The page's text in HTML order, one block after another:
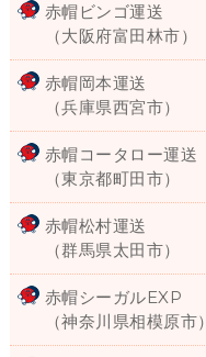
赤帽ビンゴ運送
（大阪府富田林市）
赤帽岡本運送
（兵庫県西宮市）
赤帽コータロー運送
（東京都町田市）
赤帽松村運送
（群馬県太田市）
赤帽シーガルEXP
（神奈川県相模原市）